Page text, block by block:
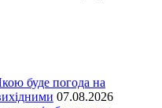
буде погода на
07.08.2026